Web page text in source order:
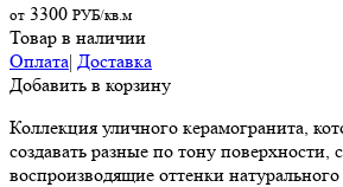
от 3300 РУБ/кв.м
Товар в наличии
Оплата| Доставка
Добавить в корзину
Коллекция уличного керамогранита,
создавать разные по тону поверхности,
воспроизводящие оттенки